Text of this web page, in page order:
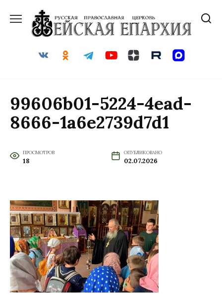
содержанию
99606b01-5224-4ead-
8666-1a6e2739d7d1
ПРОСМОТРОВ
18
ОПУБЛИКОВАНО
02.07.2026